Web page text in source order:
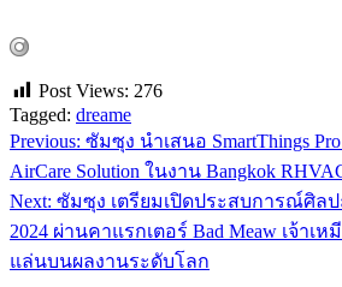
Post Views: 276
Tagged: dreame
แนะแนว
เรื่อง
Previous: ซัมซุง นำเสนอ SmartThings
AirCare Solution ในงาน Bangkok
Next: ซัมซุง เตรียมเปิดประสบการณ์ศิลป
2024 ผ่านคาแรกเตอร์ Bad Meaw เจ้าเ
แล่นบนผลงานระดับโลก